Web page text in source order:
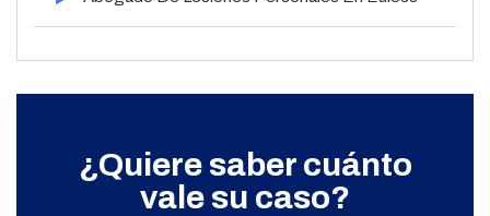
¿Quiere saber cuánto
vale su caso?